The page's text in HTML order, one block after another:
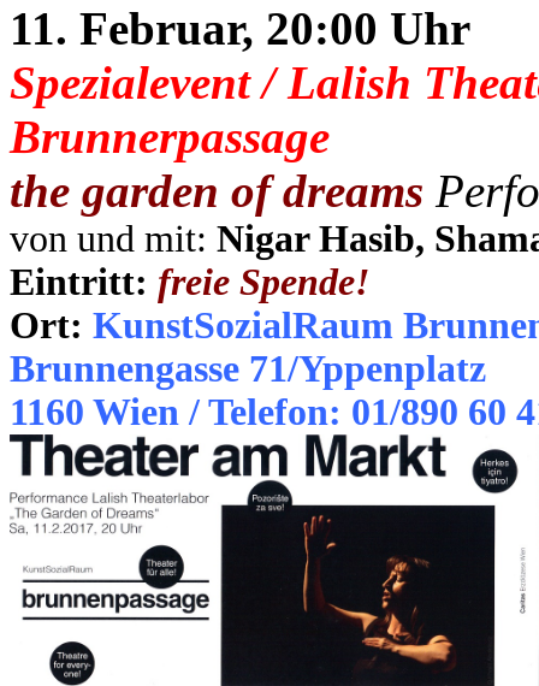
11. Februar, 20:00 Uhr
Spezialevent / Lalish
Brunnerpassage
the garden of dreams
von und mit: Nigar Hasib,
Eintritt: freie Spende!
Ort: KunstSozialRaum
Brunnengasse 71/Yppenplatz
1160 Wien / Telefon: 01/890 60